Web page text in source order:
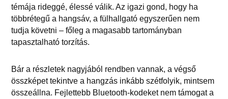
témája rideggé, élessé válik. Az igazi gond, hogy ha
többrétegű a hangsáv, a fülhallgató egyszerűen nem
tudja követni – főleg a magasabb tartományban
tapasztalható torzítás.
Bár a részletek nagyjából rendben vannak, a végső
összképet tekintve a hangzás inkább szétfolyik, mintsem
összeállna. Fejlettebb Bluetooth-kodeket nem támogat a